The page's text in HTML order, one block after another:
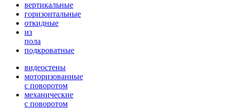
вертикальные
горизонтальные
откидные
из
пола
подкроватные
видеостены
моторизованные
с поворотом
механические
с поворотом